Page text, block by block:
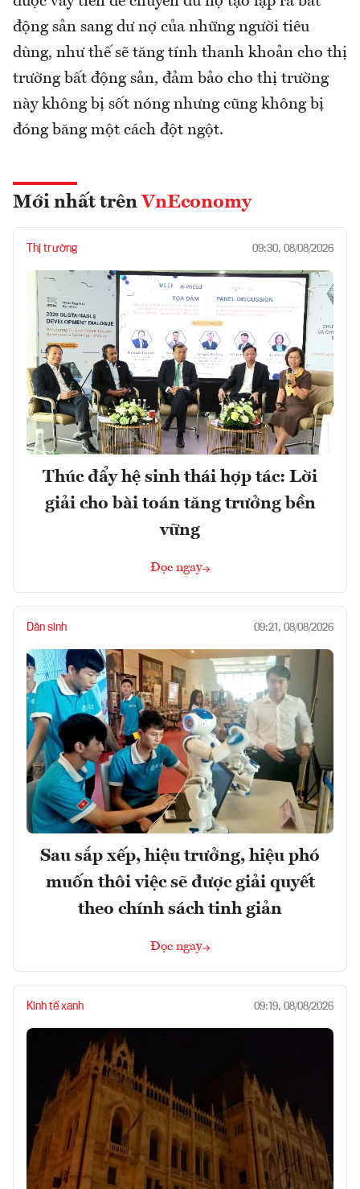
động sản sang dư nợ của những người tiêu
dùng, như thế sẽ tăng tính thanh khoản cho thị
trường bất động sản, đảm bảo cho thị trường
này không bị sốt nóng nhưng cũng không bị
đóng băng một cách đột ngột.
Mới nhất trên VnEconomy
Thị trường 09:30, 08/08/2026
Thúc đẩy hệ sinh thái hợp tác: Lời
giải cho bài toán tăng trưởng bền
vững
Đọc ngay
Dân sinh 09:21, 08/08/2026
Sau sắp xếp, hiệu trưởng, hiệu phó
muốn thôi việc sẽ được giải quyết
theo chính sách tinh giản
Đọc ngay
Kinh tế xanh 09:19, 08/08/2026